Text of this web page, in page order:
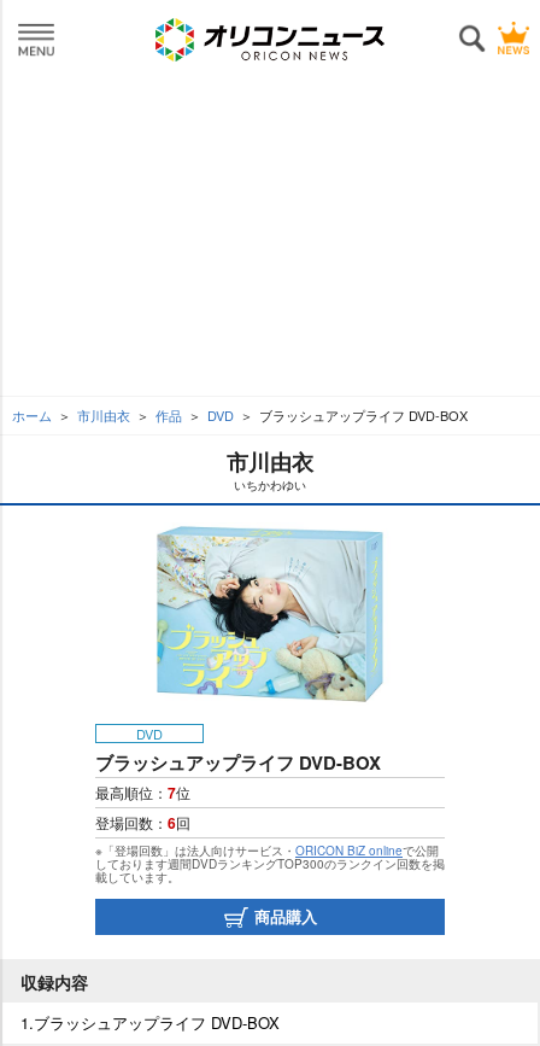
ホーム 市川由衣 作品 DVD ブラッシュアップライフ DVD-BOX
市川由衣
いちかわゆい
DVD
ブラッシュアップライフ DVD-BOX
最高順位： 7位
登場回数： 6回
※「登場回数」は法人向けサービス・ ORICON BiZ onlineで公開
しております週間DVDランキングTOP300のランクイン回数を掲
載しています。
商品購入
収録内容
1.ブラッシュアップライフ DVD-BOX